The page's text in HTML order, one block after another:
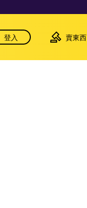
登入 賣東西